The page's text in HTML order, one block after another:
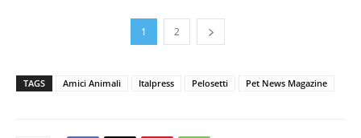
1 2
TAGS Amici Animali Italpress Pelosetti Pet News Magazine